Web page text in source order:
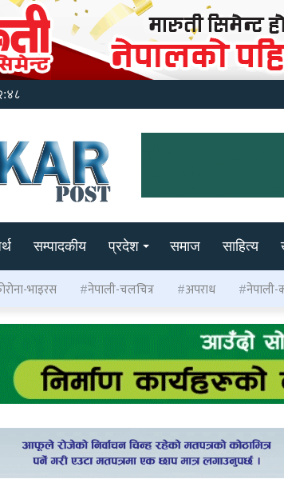
सम्पादकीय प्रदेश समाज साहित्य
भाइरस नेपाली-चलचित्र अपराध नेपाली-